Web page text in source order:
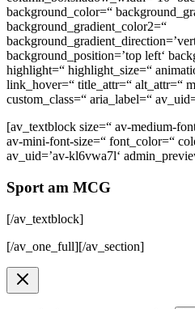
background_color=“
background_gradient_color2=“
background_position=’top left‘
highlight=“ highlight_size=“
link_hover=“ title_attr=“ alt_attr=“
custom_class=“ aria_label=“
[av_textblock size=“ av-medium-
av-mini-font-size=“ font_color=“
av_uid=’av-kl6vwa7l‘
Sport am MCG
[/av_textblock]
[/av_one_full][/av_section]